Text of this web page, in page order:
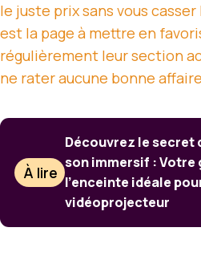
le juste prix sans vous
est la page à mettre en
régulièrement leur section
ne rater aucune bonne
À lire
Découvrez le secret
son immersif : Votre
l’enceinte idéale
vidéoprojecteur